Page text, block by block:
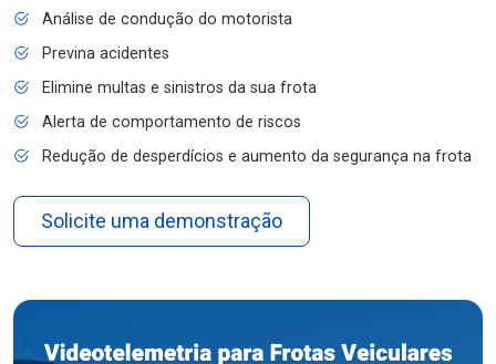
Análise de condução do motorista
Previna acidentes
Elimine multas e sinistros da sua frota
Alerta de comportamento de riscos
Redução de desperdícios e aumento da segurança na frota
Solicite uma demonstração